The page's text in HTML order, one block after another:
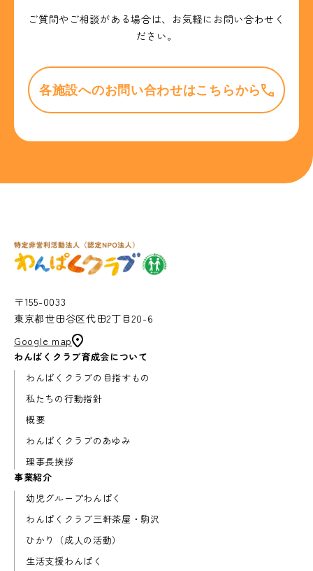
ご質問やご相談がある場合は、お気軽にお問い合わせく
ださい。
各施設へのお問い合わせはこちらから
〒155-0033
東京都世田谷区代田2丁目20-6
Google map
わんぱくクラブ育成会について
わんぱくクラブの目指すもの
私たちの行動指針
概要
わんぱくクラブのあゆみ
理事長挨拶
事業紹介
幼児グループわんぱく
わんぱくクラブ三軒茶屋・駒沢
ひかり（成人の活動）
生活支援わんぱく